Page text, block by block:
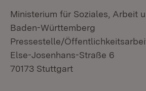
Ministerium für Soziales, Arbeit
Baden-Württemberg
Pressestelle/
Else-Josenhans-Straße 6
70173 Stuttgart